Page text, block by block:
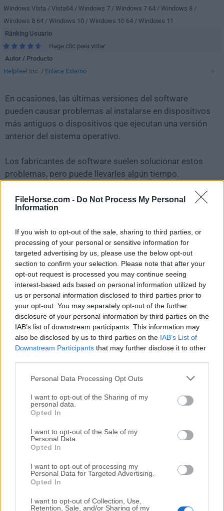
FileHorse.com - Do Not Process My Personal
Information
If you wish to opt-out of the sale, sharing to third parties, or
processing of your personal or sensitive information for
targeted advertising by us, please use the below opt-out
section to confirm your selection. Please note that after your
opt-out request is processed you may continue seeing
interest-based ads based on personal information utilized by
us or personal information disclosed to third parties prior to
your opt-out. You may separately opt-out of the further
disclosure of your personal information by third parties on the
IAB’s list of downstream participants. This information may
also be disclosed by us to third parties on the IAB’s List of
Downstream Participants that may further disclose it to other
Personal Data Processing Opt Outs
I want to opt-out of the Sharing of my
personal data.
Opted In
I want to opt-out of the Sale of my
Personal Data.
Opted In
I want to opt-out of processing my
Personal Data for Targeted Advertising.
Opted In
I want to opt-out of Collection, Use,
Retention, Sale, and/or Sharing of my
Windows Vista / Vista64 / Windows 7 / Windows 7 64 / Windows 8 /
Windows 8 64 / Windows 10 / Windows 10 64 / Windows 11
Ránking Usuario
Haga clic para votar
Autor / Producto
Helpfeel Inc. / Enlace Externo
En ocasiones, las últimas versiones del software
pueden causar problemas al instalarse en dispositivos
más antiguos o dispositivos que ejecutan una versión
anterior del sistema operativo.
Los fabricantes de software suelen solucionar estos
problemas, pero puede llevarles algún tiempo.
versión anterior deGyazo 4.7.2.
reciente de Gyazo for PCo leer nuestra reseña,
simplemente haz clic aquí .
Todas las versiones antiguas distribuidas en nuestro
sitio web son completamente libres de virus y están
disponibles para su descarga sin costo alguno.
Nos encantaría saber de ti
Si tienes alguna pregunta o idea que desees compartir
con nosotros, dirígete a nuestrapágina de contactoy
háznoslo saber. ¡Valoramos tu opinión!